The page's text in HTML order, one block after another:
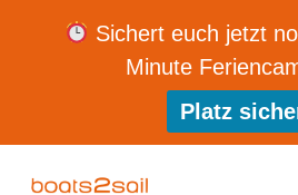
Sichert euch jetzt
Minute
Platz